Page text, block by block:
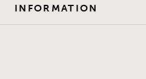
INFORMATION